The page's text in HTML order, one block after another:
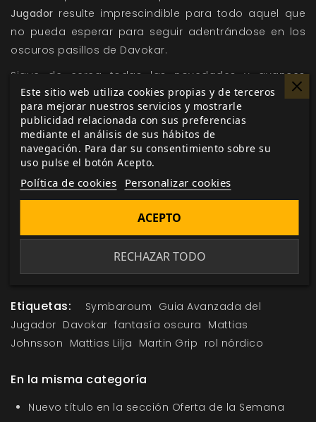
Jugador resulte imprescindible para todo aquel que
no pueda esperar para seguir adentrándose en los
oscuros pasillos de Davokar.
Sigue de cerca todas las novedades y avances
sobreSymbaroumy el resto de tus juegos y
suplementos favoritos mediante la sección
denoticiasydesarrollode nuestra web, y acude a
nuestroformulario de contactopara cualquier duda
o sugerencia que tengas.
Etiquetas: Symbaroum Guia Avanzada del
Jugador Davokar fantasía oscura Mattias
Johnsson Mattias Lilja Martin Grip rol nórdico
En la misma categoría
Nuevo título en la sección Oferta de la Semana
Este sitio web utiliza cookies propias y de terceros
para mejorar nuestros servicios y mostrarle
publicidad relacionada con sus preferencias
mediante el análisis de sus hábitos de
navegación. Para dar su consentimiento sobre su
uso pulse el botón Acepto.
Política de cookies Personalizar cookies
RECHAZAR TODO
ACEPTO